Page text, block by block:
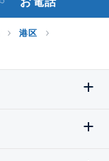
港区